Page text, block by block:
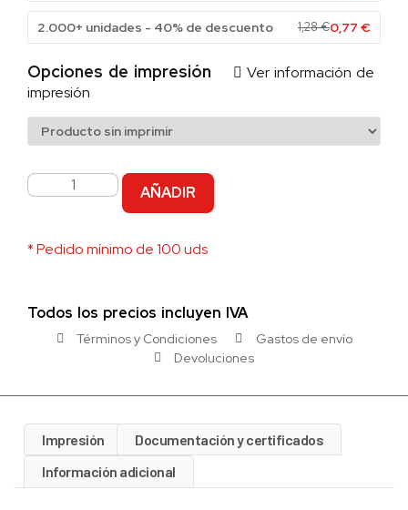
2.000+ unidades - 40% de descuento 1,28€0,77 €
Opciones de impresión
Ver información de
impresión
AÑADIR
* Pedido mínimo de 100 uds
Todos los precios incluyen IVA
Términos y Condiciones
Gastos de envío
Devoluciones
Impresión
Documentación y certificados
Información adicional